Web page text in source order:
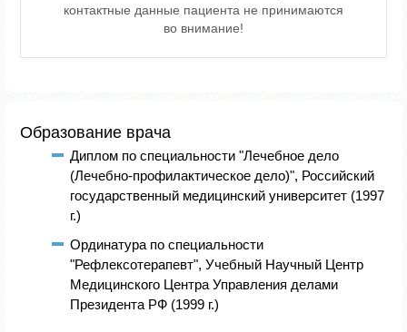
контактные данные пациента не принимаются
во внимание!
Образование врача
Диплом по специальности "Лечебное дело
(Лечебно-профилактическое дело)", Российский
государственный медицинский университет (1997
г.)
Ординатура по специальности
"Рефлексотерапевт", Учебный Научный Центр
Медицинского Центра Управления делами
Президента РФ (1999 г.)